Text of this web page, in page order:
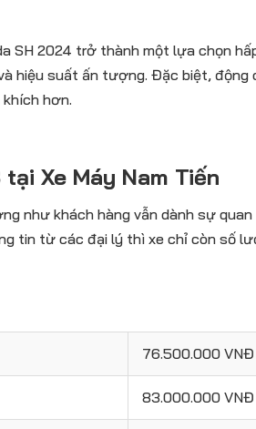
SH 2024 trở thành một lựa chọn
hiệu suất ấn tượng. Đặc biệt, động
hơn.
Xe Máy Nam Tiến
như khách hàng vẫn dành sự
tin từ các đại lý thì xe chỉ còn số
76.500.000 VNĐ
83.000.000 VNĐ